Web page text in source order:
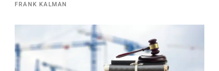
FRANK KALMAN